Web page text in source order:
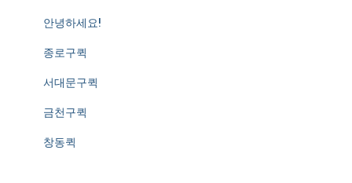
안녕하세요!
종로구퀵
서대문구퀵
금천구퀵
창동퀵